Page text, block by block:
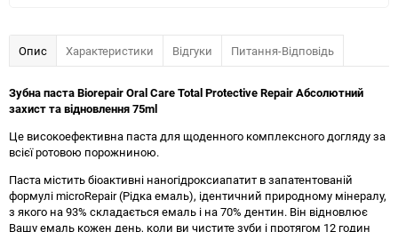
Опис Характеристики Відгуки Питання-Відповідь
Зубна паста Biorepair Oral Care Total Protective Repair Абсолютний
захист та відновлення 75ml
Це високоефективна паста для щоденного комплексного догляду за
всієї ротовою порожниною.
Паста містить біоактивні наногідроксиапатит в запатентованій
формулі microRepair (Рідка емаль), ідентичний природному мінералу,
з якого на 93% складається емаль і на 70% дентин. Він відновлює
Вашу емаль кожен день, коли ви чистите зуби і протягом 12 годин